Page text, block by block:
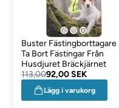
Buster Fästingborttagare
Ta Bort Fästingar Från
Husdjuret Bräckjärnet
113,0092,00 SEK
Lägg i varukorg